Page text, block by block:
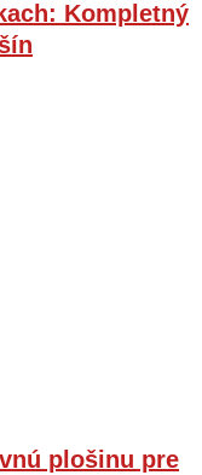
Kompletný
plošinu pre